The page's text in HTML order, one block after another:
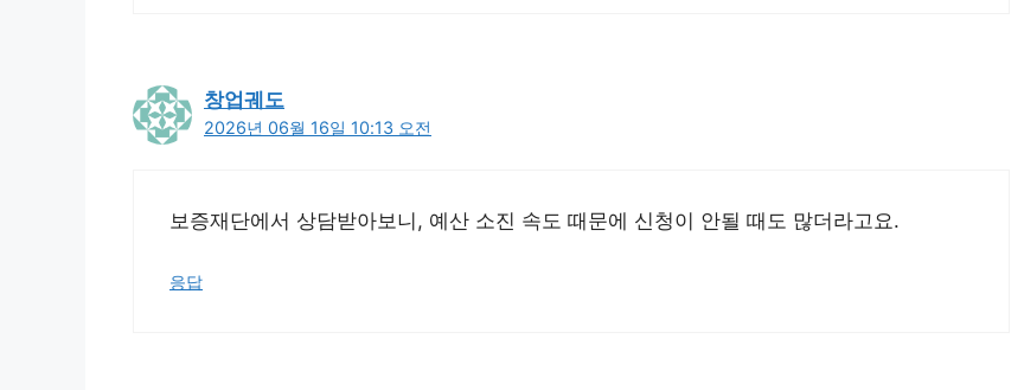
창업궤도
2026년 06월 16일 10:13 오전
보증재단에서 상담받아보니, 예산 소진 속도 때문에 신청이 안될 때도 많더라고요.
응답